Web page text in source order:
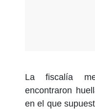
La fiscalía
encontraron
en el que